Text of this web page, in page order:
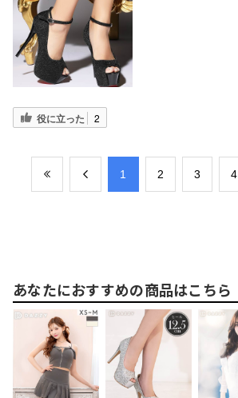
役に立った 2
​1 ​2 ​3 ​4
あなたにおすすめの商品はこちら